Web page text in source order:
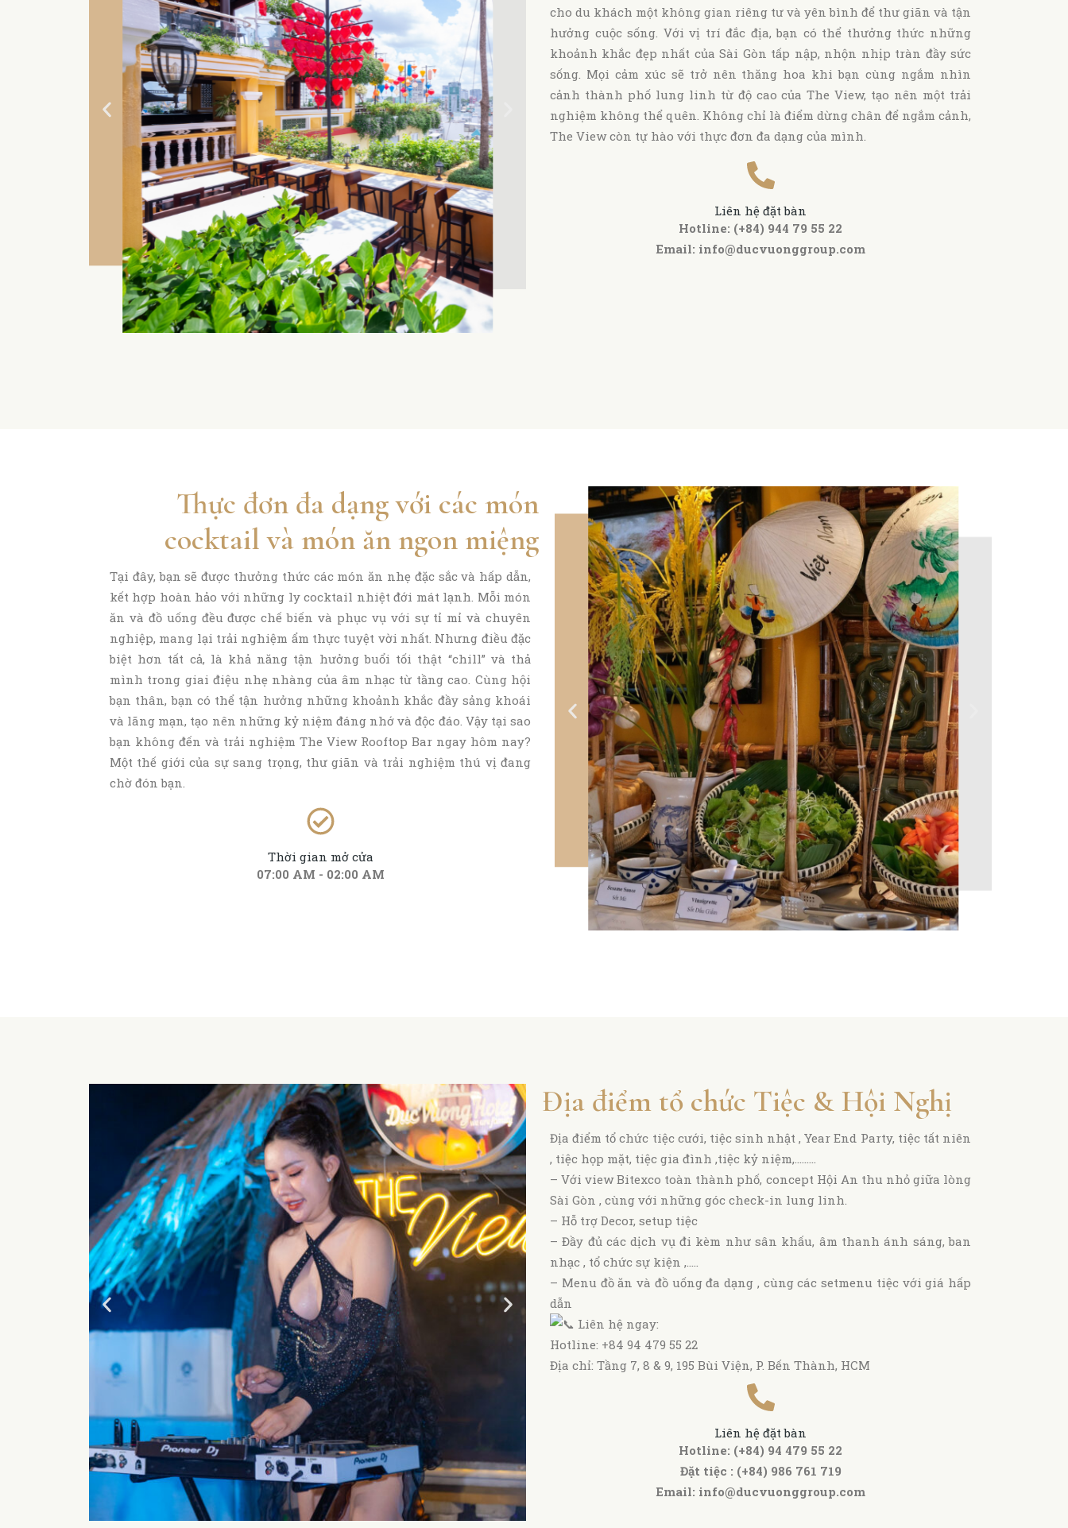
cho du khách một không gian riêng tư và yên bình để thư giãn và tận
hưởng cuộc sống. Với vị trí đắc địa, bạn có thể thưởng thức những
khoảnh khắc đẹp nhất của Sài Gòn tấp nập, nhộn nhịp tràn đầy sức
sống. Mọi cảm xúc sẽ trở nên thăng hoa khi bạn cùng ngắm nhìn
cảnh thành phố lung linh từ độ cao của The View, tạo nên một trải
nghiệm không thể quên. Không chỉ là điểm dừng chân để ngắm cảnh,
The View còn tự hào với thực đơn đa dạng của mình.
Liên hệ đặt bàn
Hotline: (+84) 944 79 55 22
Email: info@ducvuonggroup.com
Thực đơn đa dạng với các món
cocktail và món ăn ngon miệng​
Tại đây, bạn sẽ được thưởng thức các món ăn nhẹ đặc sắc và hấp dẫn,
kết hợp hoàn hảo với những ly cocktail nhiệt đới mát lạnh. Mỗi món
ăn và đồ uống đều được chế biến và phục vụ với sự tỉ mỉ và chuyên
nghiệp, mang lại trải nghiệm ẩm thực tuyệt vời nhất. Nhưng điều đặc
biệt hơn tất cả, là khả năng tận hưởng buổi tối thật “chill” và thả
mình trong giai điệu nhẹ nhàng của âm nhạc từ tầng cao. Cùng hội
bạn thân, bạn có thể tận hưởng những khoảnh khắc đầy sảng khoái
và lãng mạn, tạo nên những kỷ niệm đáng nhớ và độc đáo. Vậy tại sao
bạn không đến và trải nghiệm The View Rooftop Bar ngay hôm nay?
Một thế giới của sự sang trọng, thư giãn và trải nghiệm thú vị đang
chờ đón bạn.
Thời gian mở cửa
07:00 AM - 02:00 AM
Địa điểm tổ chức Tiệc & Hội Nghị ​
Địa điểm tổ chức tiệc cưới, tiệc sinh nhật , Year End Party, tiệc tất niên
, tiệc họp mặt, tiệc gia đình ,tiệc kỷ niệm,………
– Với view Bitexco toàn thành phố, concept Hội An thu nhỏ giữa lòng
Sài Gòn , cùng với những góc check-in lung linh.
– Hỗ trợ Decor, setup tiệc
– Đầy đủ các dịch vụ đi kèm như sân khấu, âm thanh ánh sáng, ban
nhạc , tổ chức sự kiện ,…..
– Menu đồ ăn và đồ uống đa dạng , cùng các setmenu tiệc với giá hấp
dẫn
Liên hệ ngay:
Hotline: +84 94 479 55 22
Địa chỉ: Tầng 7, 8 & 9, 195 Bùi Viện, P. Bến Thành, HCM
Liên hệ đặt bàn
Hotline: (+84) 94 479 55 22
Đặt tiệc : (+84) 986 761 719
Email: info@ducvuonggroup.com